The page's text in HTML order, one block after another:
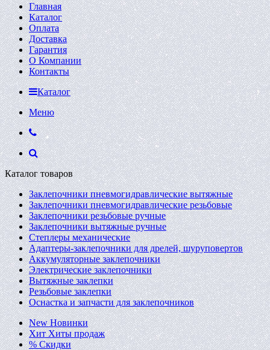
Главная
Каталог
Оплата
Доставка
Гарантия
О Компании
Контакты
Каталог
Меню
Каталог товаров
Заклепочники пневмогидравлические вытяжные
Заклепочники пневмогидравлические резьбовые
Заклепочники резьбовые ручные
Заклепочники вытяжные ручные
Степлеры механические
Адаптеры-заклепочники для дрелей, шуруповертов
Аккумуляторные заклепочники
Электрические заклепочники
Вытяжные заклепки
Резьбовые заклепки
Оснастка и запчасти для заклепочников
New Новинки
Хит Хиты продаж
% Скидки